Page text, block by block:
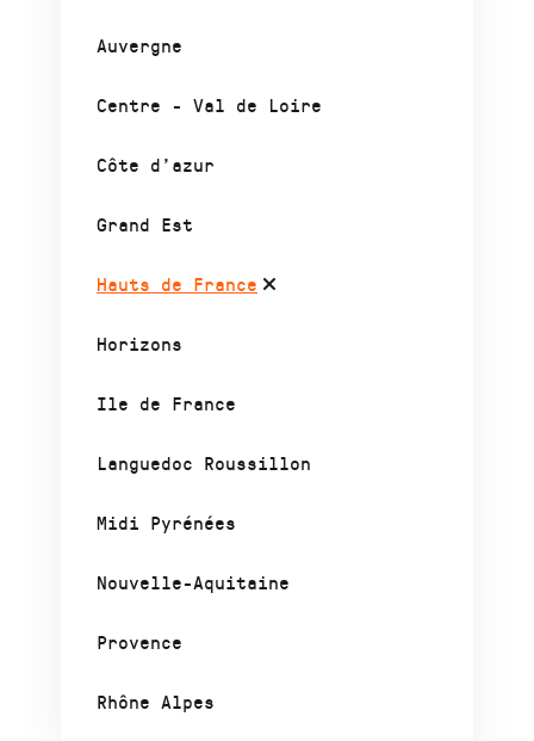
Auvergne
Centre - Val de Loire
Côte d’azur
Grand Est
Hauts de France
Horizons
Ile de France
Languedoc Roussillon
Midi Pyrénées
Nouvelle-Aquitaine
Provence
Rhône Alpes